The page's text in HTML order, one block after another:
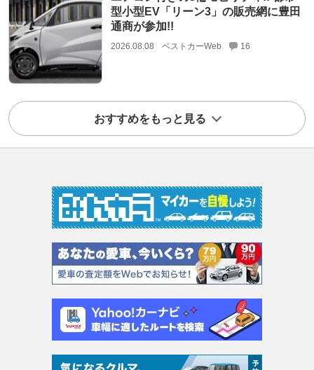
型小型EV「リーン3」の販売網に豊田
通商が参加!!
2026.08.08 ベストカーWeb 16
おすすめをもっと見る